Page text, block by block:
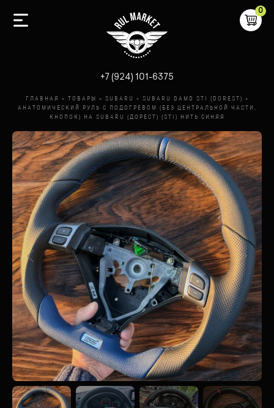
+7 (924) 101-6375
0
ГЛАВНАЯ » ТОВАРЫ » SUBARU » SUBARU DAMD STI (DOREST)
»
АНАТОМИЧЕСКИЙ РУЛЬ С ПОДОГРЕВОМ (БЕЗ ЦЕНТРАЛЬНОЙ ЧАСТИ,
КНОПОК) НА SUBARU (ДОРЕСТ) (STI) НИТЬ СИНЯЯ